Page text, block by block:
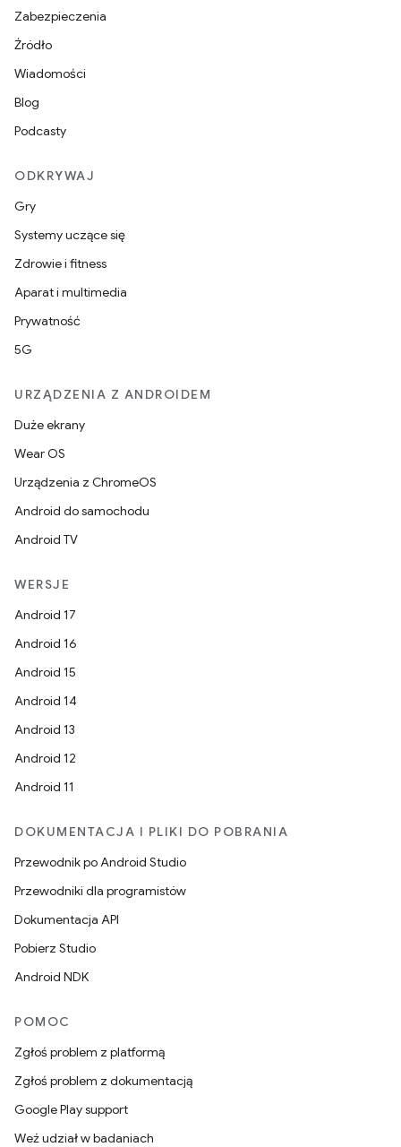
Zabezpieczenia
Źródło
Wiadomości
Blog
Podcasty
ODKRYWAJ
Gry
Systemy uczące się
Zdrowie i fitness
Aparat i multimedia
Prywatność
5G
URZĄDZENIA Z ANDROIDEM
Duże ekrany
Wear OS
Urządzenia z ChromeOS
Android do samochodu
Android TV
WERSJE
Android 17
Android 16
Android 15
Android 14
Android 13
Android 12
Android 11
DOKUMENTACJA I PLIKI DO POBRANIA
Przewodnik po Android Studio
Przewodniki dla programistów
Dokumentacja API
Pobierz Studio
Android NDK
POMOC
Zgłoś problem z platformą
Zgłoś problem z dokumentacją
Google Play support
Weź udział w badaniach